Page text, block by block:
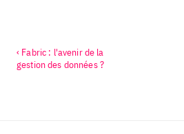
‹ Fabric : l'avenir de la
gestion des données ?